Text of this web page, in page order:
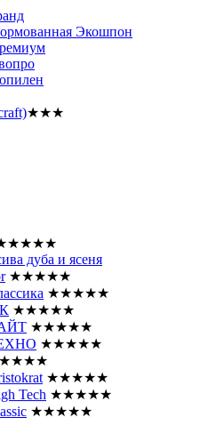
Экошпон
★★★
дуба и ясеня
★★★★★
★★★★★
★★★★★
★★★★★
★★★★★
★★★★★
Tech ★★★★★
★★★★★